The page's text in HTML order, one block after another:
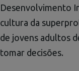
Desenvolvimento
cultura da
de jovens adultos
tomar decisões.